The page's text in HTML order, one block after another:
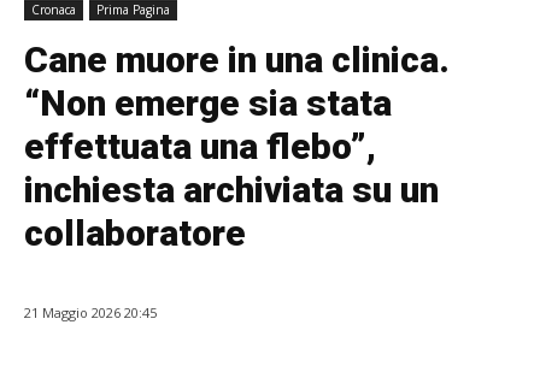
Cronaca Prima Pagina
Cane muore in una clinica.
“Non emerge sia stata
effettuata una flebo”,
inchiesta archiviata su un
collaboratore
21 Maggio 2026 20:45